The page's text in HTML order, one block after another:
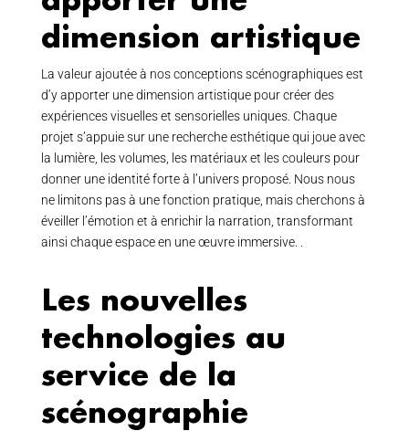
dimension artistique
La valeur ajoutée à nos conceptions scénographiques est
d’y apporter une dimension artistique pour créer des
expériences visuelles et sensorielles uniques. Chaque
projet s’appuie sur une recherche esthétique qui joue avec
la lumière, les volumes, les matériaux et les couleurs pour
donner une identité forte à l’univers proposé. Nous nous
ne limitons pas à une fonction pratique, mais cherchons à
éveiller l’émotion et à enrichir la narration, transformant
ainsi chaque espace en une œuvre immersive. .
Les nouvelles
technologies au
service de la
scénographie